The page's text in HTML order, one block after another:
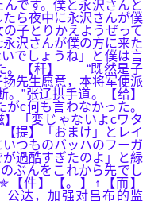
です。僕と永沢さんと
ら夜中に永沢さんが僕
子とりかえようぜって
沢さんが僕の方に来た
でしょうね」と僕は言
た。【秆】 “既然是子
先生愿意，本将军便派
”张辽拱手道。【给】
c何も言わなかった。
】「変じゃないよcワタ
提】「おまけ」とレイ
つものバッハのフーガ
過酷すぎたのよ」と緑
ぶんをこれから先でし
件】【。】↑【而】
达，加强对吕布的监